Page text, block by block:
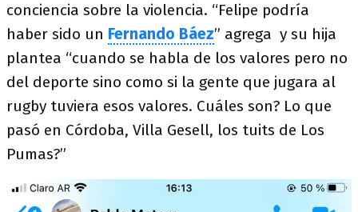
conciencia sobre la violencia. “Felipe podría
haber sido un Fernando Báez” agrega y su hija
plantea “cuando se habla de los valores pero no
del deporte sino como si la gente que jugara al
rugby tuviera esos valores. Cuáles son? Lo que
pasó en Córdoba, Villa Gesell, los tuits de Los
Pumas?”